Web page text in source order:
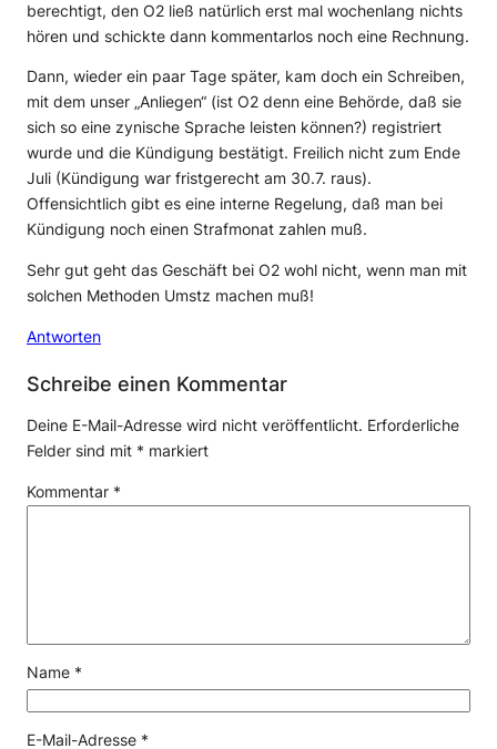
berechtigt, den O2 ließ natürlich erst mal wochenlang nichts
hören und schickte dann kommentarlos noch eine Rechnung.
Dann, wieder ein paar Tage später, kam doch ein Schreiben,
mit dem unser „Anliegen“ (ist O2 denn eine Behörde, daß sie
sich so eine zynische Sprache leisten können?) registriert
wurde und die Kündigung bestätigt. Freilich nicht zum Ende
Juli (Kündigung war fristgerecht am 30.7. raus).
Offensichtlich gibt es eine interne Regelung, daß man bei
Kündigung noch einen Strafmonat zahlen muß.
Sehr gut geht das Geschäft bei O2 wohl nicht, wenn man mit
solchen Methoden Umstz machen muß!
Antworten
Schreibe einen Kommentar
Deine E-Mail-Adresse wird nicht veröffentlicht. Erforderliche
Felder sind mit * markiert
Kommentar *
Name *
E-Mail-Adresse *